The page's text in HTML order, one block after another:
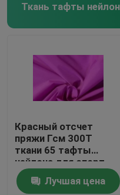
Покрынная PVC
Покрытая ПУ ткань
Ткань покрытия ПА
Ткань подкладки
Нити, окрашенные
Ткань тафты
Красный отсчет
пряжи Гсм 300Т
ткани 65 тафты
нейлона для спорт
куртки носит
Лучшая цена